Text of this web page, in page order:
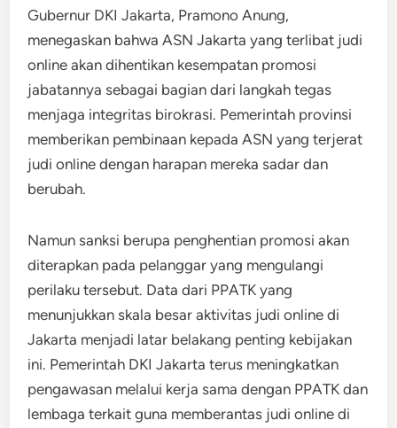
Gubernur DKI Jakarta, Pramono Anung,
menegaskan bahwa ASN Jakarta yang terlibat judi
online akan dihentikan kesempatan promosi
jabatannya sebagai bagian dari langkah tegas
menjaga integritas birokrasi. Pemerintah provinsi
memberikan pembinaan kepada ASN yang terjerat
judi online dengan harapan mereka sadar dan
berubah.
Namun sanksi berupa penghentian promosi akan
diterapkan pada pelanggar yang mengulangi
perilaku tersebut. Data dari PPATK yang
menunjukkan skala besar aktivitas judi online di
Jakarta menjadi latar belakang penting kebijakan
ini. Pemerintah DKI Jakarta terus meningkatkan
pengawasan melalui kerja sama dengan PPATK dan
lembaga terkait guna memberantas judi online di